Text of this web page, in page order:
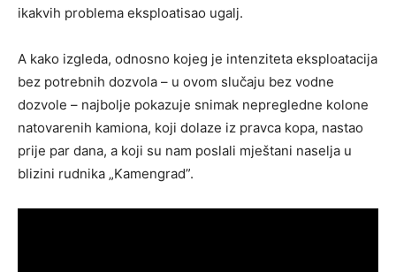
ikakvih problema eksploatisao ugalj.
A kako izgleda, odnosno kojeg je intenziteta eksploatacija
bez potrebnih dozvola – u ovom slučaju bez vodne
dozvole – najbolje pokazuje snimak nepregledne kolone
natovarenih kamiona, koji dolaze iz pravca kopa, nastao
prije par dana, a koji su nam poslali mještani naselja u
blizini rudnika „Kamengrad”.